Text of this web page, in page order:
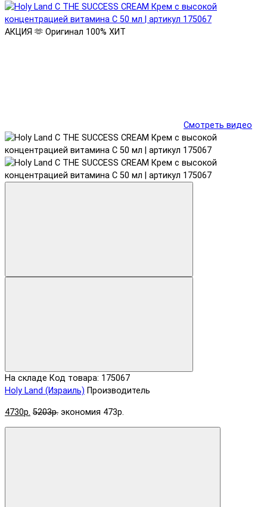
АКЦИЯ 🫶 Оригинал 100% ХИТ
Смотреть видео
На складе Код товара: 175067
Holy Land (Израиль) Производитель
4730р. 5203р. экономия 473р.